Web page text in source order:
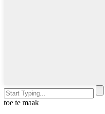
toe te maak